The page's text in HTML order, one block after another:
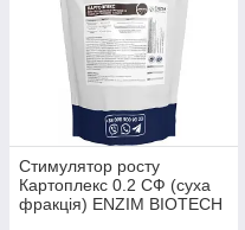
Стимулятор росту
Картоплекс 0.2 СФ (суха
фракція) ENZIM BIOTECH